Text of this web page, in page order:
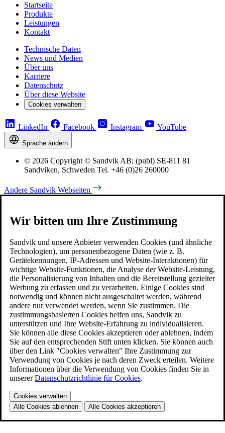
Startseite
Produkte
Leistungen
Kontakt
Technische Daten
News und Medien
Über uns
Karriere
Datenschutz
Über diese Website
Cookies verwalten
LinkedIn Facebook Instagram YouTube
Sprache ändern
© 2026 Copyright © Sandvik AB; (publ) SE-811 81
Sandviken, Schweden Tel. +46 (0)26 260000
Andere Sandvik Webseiten
Wir bitten um Ihre Zustimmung
Sandvik und unsere Anbieter verwenden Cookies (und ähnliche
Technologien), um personenbezogene Daten (wie z. B.
Gerätekennungen, IP-Adressen und Website-Interaktionen) für
wichtige Website-Funktionen, die Analyse der Website-Leistung,
die Personalisierung von Inhalten und die Bereitstellung gezielter
Werbung zu erfassen und zu verarbeiten. Einige Cookies sind
notwendig und können nicht ausgeschaltet werden, während
andere nur verwendet werden, wenn Sie zustimmen. Die
zustimmungsbasierten Cookies helfen uns, Sandvik zu
unterstützen und Ihre Website-Erfahrung zu individualisieren.
Sie können alle diese Cookies akzeptieren oder ablehnen, indem
Sie auf den entsprechenden Stift unten klicken. Sie können auch
über den Link "Cookies verwalten" Ihre Zustimmung zur
Verwendung von Cookies je nach deren Zweck erteilen. Weitere
Informationen über die Verwendung von Cookies finden Sie in
unsererDatenschutzrichtlinie für Cookies.
Cookies verwalten
Alle Cookies ablehnen
Alle Cookies akzeptieren